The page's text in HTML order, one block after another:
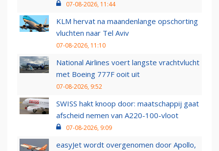
07-08-2026, 11:44
KLM hervat na maandenlange opschorting
vluchten naar Tel Aviv
07-08-2026, 11:10
National Airlines voert langste vrachtvlucht
met Boeing 777F ooit uit
07-08-2026, 9:52
SWISS hakt knoop door: maatschappij gaat
afscheid nemen van A220-100-vloot
07-08-2026, 9:09
easyJet wordt overgenomen door Apollo,